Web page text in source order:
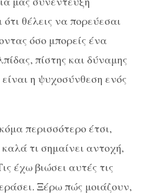
ότι θέλεις να πορεύεσαι
όσο μπορείς ένα
πίστης και δύναμης
η ψυχοσύνθεση ενός
περισσότερο έτσι,
τι σημαίνει αντοχή,
έχω βιώσει αυτές τις
Ξέρω πώς μοιάζουν,